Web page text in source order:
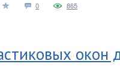
0 865
окон